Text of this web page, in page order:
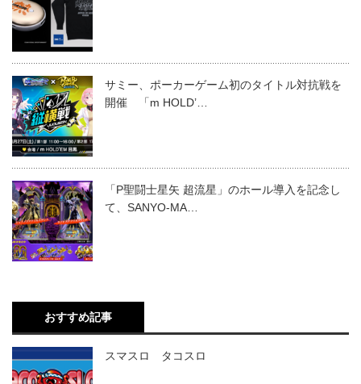
サミー、ポーカーゲーム初のタイトル対抗戦を
開催 「m HOLD’…
「P聖闘士星矢 超流星」のホール導入を記念し
て、SANYO-MA…
おすすめ記事
スマスロ タコスロ